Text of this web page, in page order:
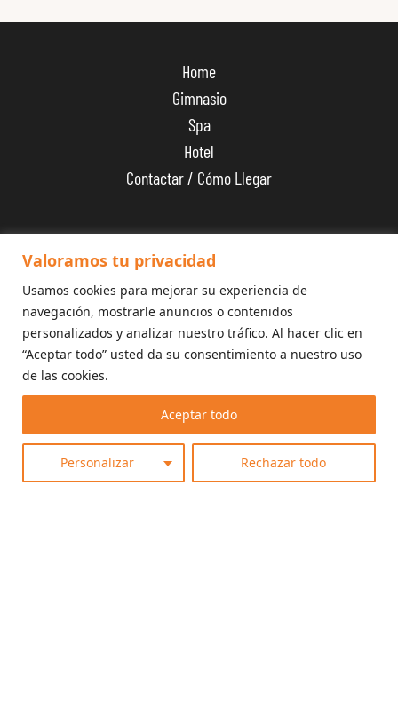
Valoramos tu privacidad
Usamos cookies para mejorar su experiencia de
navegación, mostrarle anuncios o contenidos
personalizados y analizar nuestro tráfico. Al hacer clic en
“Aceptar todo” usted da su consentimiento a nuestro uso
de las cookies.
Personalizar Rechazar todo
Aceptar todo
Home
Gimnasio
Spa
Hotel
Contactar / Cómo Llegar
+34 626 300 600
Aviso Legal
Política De Privacidad